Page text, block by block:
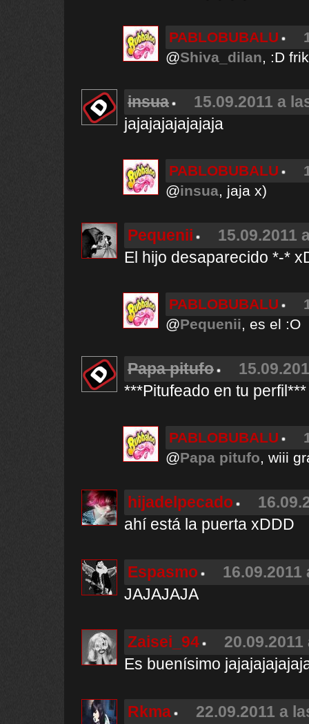
PABLOBUBALU
@Shiva_dilan, :D
insua
15.09.2011 a
jajajajajajajaja
PABLOBUBALU
@insua, jaja x)
Pequenii
15.09.2011
El hijo desaparecido *-*
PABLOBUBALU
@Pequenii, es el :O
Papa pitufo
***Pitufeado en tu perfil***
PABLOBUBALU
@Papa pitufo, wiii
hijadelpecado
ahí está la puerta xDDD
Espasmo
16.09.2011
JAJAJAJA
Zaisei_94
Es buenísimo
Rkma
22.09.2011 a